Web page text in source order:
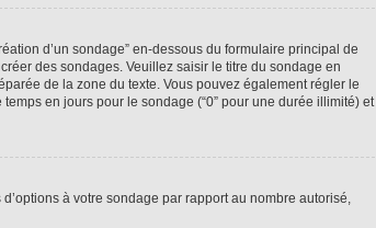
d’un sondage” en-dessous du formulaire principal de
des sondages. Veuillez saisir le titre du sondage en
de la zone du texte. Vous pouvez également régler le
en jours pour le sondage (“0” pour une durée illimité) et
à votre sondage par rapport au nombre autorisé,